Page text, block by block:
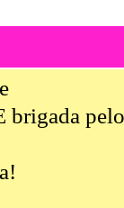
brigada